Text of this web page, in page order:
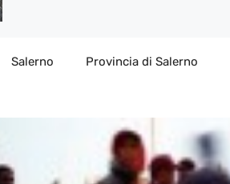
Salerno Provincia di Salerno